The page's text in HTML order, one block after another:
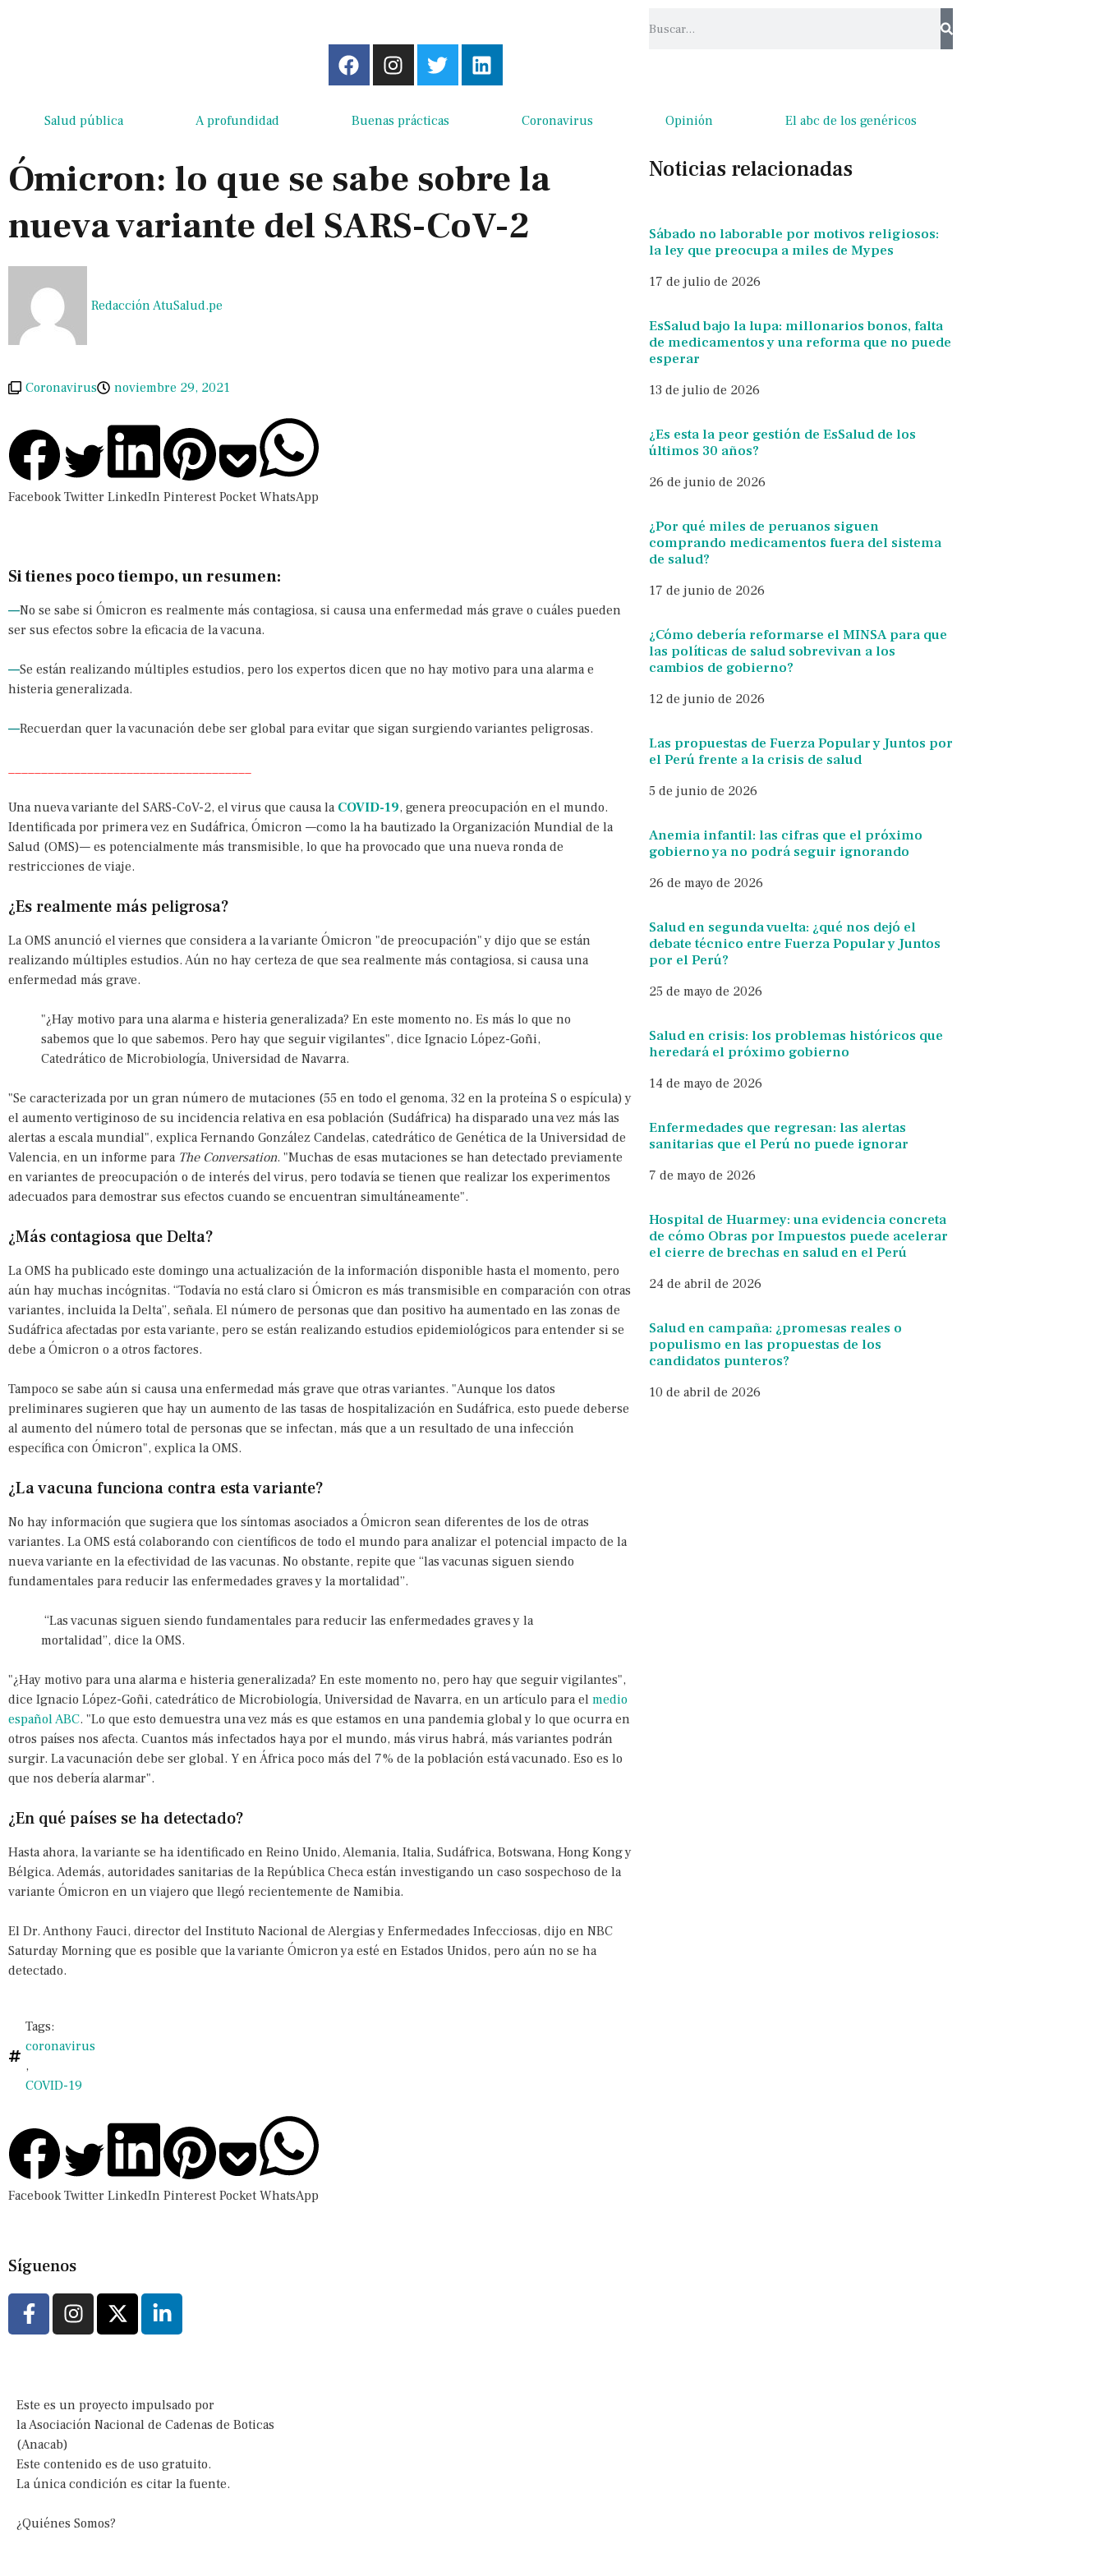
Salud pública A profundidad Buenas prácticas Coronavirus Opinión El abc de los genéricos
Ómicron: lo que se sabe sobre la
nueva variante del SARS-CoV-2
Redacción AtuSalud.pe
Coronavirus noviembre 29, 2021
Facebook Twitter LinkedIn Pinterest Pocket WhatsApp
Si tienes poco tiempo, un resumen:
—No se sabe si Ómicron es realmente más contagiosa, si causa una enfermedad más grave o cuáles pueden
ser sus efectos sobre la eficacia de la vacuna.
—Se están realizando múltiples estudios, pero los expertos dicen que no hay motivo para una alarma e
histeria generalizada.
—Recuerdan quer la vacunación debe ser global para evitar que sigan surgiendo variantes peligrosas.
Una nueva variante del SARS-CoV-2, el virus que causa la COVID-19, genera preocupación en el mundo.
Identificada por primera vez en Sudáfrica, Ómicron —como la ha bautizado la Organización Mundial de la
Salud (OMS)— es potencialmente más transmisible, lo que ha provocado que una nueva ronda de
restricciones de viaje.
¿Es realmente más peligrosa?
La OMS anunció el viernes que considera a la variante Ómicron "de preocupación" y dijo que se están
realizando múltiples estudios. Aún no hay certeza de que sea realmente más contagiosa, si causa una
enfermedad más grave.
"¿Hay motivo para una alarma e histeria generalizada? En este momento no. Es más lo que no
sabemos que lo que sabemos. Pero hay que seguir vigilantes", dice Ignacio López-Goñi,
Catedrático de Microbiología, Universidad de Navarra.
"Se caracterizada por un gran número de mutaciones (55 en todo el genoma, 32 en la proteína S o espícula) y
el aumento vertiginoso de su incidencia relativa en esa población (Sudáfrica) ha disparado una vez más las
alertas a escala mundial", explica Fernando González Candelas, catedrático de Genética de la Universidad de
Valencia, en un informe para The Conversation. "Muchas de esas mutaciones se han detectado previamente
en variantes de preocupación o de interés del virus, pero todavía se tienen que realizar los experimentos
adecuados para demostrar sus efectos cuando se encuentran simultáneamente".
¿Más contagiosa que Delta?
La OMS ha publicado este domingo una actualización de la información disponible hasta el momento, pero
aún hay muchas incógnitas. “Todavía no está claro si Ómicron es más transmisible en comparación con otras
variantes, incluida la Delta”, señala. El número de personas que dan positivo ha aumentado en las zonas de
Sudáfrica afectadas por esta variante, pero se están realizando estudios epidemiológicos para entender si se
debe a Ómicron o a otros factores.
Tampoco se sabe aún si causa una enfermedad más grave que otras variantes. "Aunque los datos
preliminares sugieren que hay un aumento de las tasas de hospitalización en Sudáfrica, esto puede deberse
al aumento del número total de personas que se infectan, más que a un resultado de una infección
específica con Ómicron", explica la OMS.
¿La vacuna funciona contra esta variante?
No hay información que sugiera que los síntomas asociados a Ómicron sean diferentes de los de otras
variantes. La OMS está colaborando con científicos de todo el mundo para analizar el potencial impacto de la
nueva variante en la efectividad de las vacunas. No obstante, repite que “las vacunas siguen siendo
fundamentales para reducir las enfermedades graves y la mortalidad”.
“Las vacunas siguen siendo fundamentales para reducir las enfermedades graves y la
mortalidad”, dice la OMS.
"¿Hay motivo para una alarma e histeria generalizada? En este momento no, pero hay que seguir vigilantes",
dice Ignacio López-Goñi, catedrático de Microbiología, Universidad de Navarra, en un artículo para el medio
español ABC. "Lo que esto demuestra una vez más es que estamos en una pandemia global y lo que ocurra en
otros países nos afecta. Cuantos más infectados haya por el mundo, más virus habrá, más variantes podrán
surgir. La vacunación debe ser global. Y en África poco más del 7% de la población está vacunado. Eso es lo
que nos debería alarmar".
¿En qué países se ha detectado?
Hasta ahora, la variante se ha identificado en Reino Unido, Alemania, Italia, Sudáfrica, Botswana, Hong Kong y
Bélgica. Además, autoridades sanitarias de la República Checa están investigando un caso sospechoso de la
variante Ómicron en un viajero que llegó recientemente de Namibia.
El Dr. Anthony Fauci, director del Instituto Nacional de Alergias y Enfermedades Infecciosas, dijo en NBC
Saturday Morning que es posible que la variante Ómicron ya esté en Estados Unidos, pero aún no se ha
detectado.
Tags:
coronavirus
,
COVID-19
Facebook Twitter LinkedIn Pinterest Pocket WhatsApp
Noticias relacionadas
Sábado no laborable por motivos religiosos:
la ley que preocupa a miles de Mypes
17 de julio de 2026
EsSalud bajo la lupa: millonarios bonos, falta
de medicamentos y una reforma que no puede
esperar
13 de julio de 2026
¿Es esta la peor gestión de EsSalud de los
últimos 30 años?
26 de junio de 2026
¿Por qué miles de peruanos siguen
comprando medicamentos fuera del sistema
de salud?
17 de junio de 2026
¿Cómo debería reformarse el MINSA para que
las políticas de salud sobrevivan a los
cambios de gobierno?
12 de junio de 2026
Las propuestas de Fuerza Popular y Juntos por
el Perú frente a la crisis de salud
5 de junio de 2026
Anemia infantil: las cifras que el próximo
gobierno ya no podrá seguir ignorando
26 de mayo de 2026
Salud en segunda vuelta: ¿qué nos dejó el
debate técnico entre Fuerza Popular y Juntos
por el Perú?
25 de mayo de 2026
Salud en crisis: los problemas históricos que
heredará el próximo gobierno
14 de mayo de 2026
Enfermedades que regresan: las alertas
sanitarias que el Perú no puede ignorar
7 de mayo de 2026
Hospital de Huarmey: una evidencia concreta
de cómo Obras por Impuestos puede acelerar
el cierre de brechas en salud en el Perú
24 de abril de 2026
Salud en campaña: ¿promesas reales o
populismo en las propuestas de los
candidatos punteros?
10 de abril de 2026
Síguenos
Este es un proyecto impulsado por
la Asociación Nacional de Cadenas de Boticas
(Anacab)
Este contenido es de uso gratuito.
La única condición es citar la fuente.
¿Quiénes Somos?